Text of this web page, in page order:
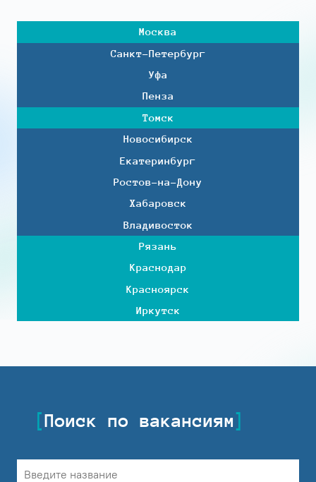
Москва
Санкт-Петербург
Уфа
Пенза
Томск
Новосибирск
Екатеринбург
Ростов-на-Дону
Хабаровск
Владивосток
Рязань
Краснодар
Красноярск
Иркутск
Поиск по вакансиям